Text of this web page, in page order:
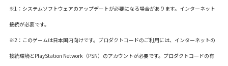
※1：システムソフトウェアのアップデートが必要になる場合があります。インターネット
接続が必要です。
※2：このゲームは日本国内向けです。プロダクトコードのご利用には、インターネットの
接続環境とPlayStation Network（PSN）のアカウントが必要です。プロダクトコードの有